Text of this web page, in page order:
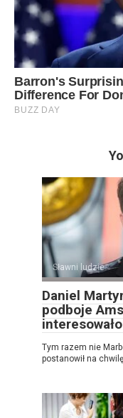
Sławni ludzie
Daniel
podboje
Tym razem nie
postanowił na